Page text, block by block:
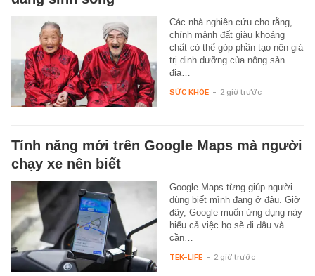
Các nhà nghiên cứu cho rằng,
chính mảnh đất giàu khoáng
chất có thể góp phần tạo nên giá
trị dinh dưỡng của nông sản
địa…
SỨC KHỎE - 2 giờ trước
Tính năng mới trên Google Maps mà người
chạy xe nên biết
Google Maps từng giúp người
dùng biết mình đang ở đâu. Giờ
đây, Google muốn ứng dụng này
hiểu cả việc họ sẽ đi đâu và
cần…
TEK-LIFE - 2 giờ trước